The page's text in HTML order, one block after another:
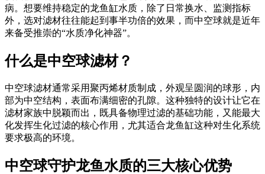
病。想要维持稳定的龙鱼缸水质，除了日常换水、监测指标
外，选对滤材往往能起到事半功倍的效果，而中空球就是近年
来备受推崇的“水质净化神器”。
什么是中空球滤材？
中空球滤材通常采用聚丙烯材质制成，外观呈圆润的球形，内
部为中空结构，表面布满细密的孔隙。这种独特的设计让它在
滤材家族中脱颖而出，既具备物理过滤的基础功能，又能最大
化发挥生化过滤的核心作用，尤其适合龙鱼缸这种对生化系统
要求极高的环境。
中空球守护龙鱼水质的三大核心优势